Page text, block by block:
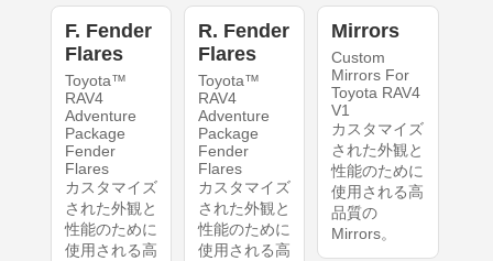
F. Fender
Flares
Toyota™
RAV4
Adventure
Package
Fender
Flares
カスタマイズ
された外観と
性能のために
使用される高
R. Fender
Flares
Toyota™
RAV4
Adventure
Package
Fender
Flares
カスタマイズ
された外観と
性能のために
使用される高
Mirrors
Custom
Mirrors For
Toyota RAV4
V1
カスタマイズ
された外観と
性能のために
使用される高
品質の
Mirrors。